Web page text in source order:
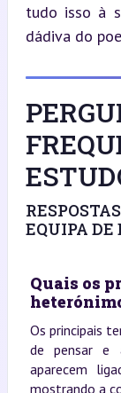
tudo isso à
dádiva do
EQUIPA DE
Quais os
Os principais
de pensar e
aparecem
mostrando a